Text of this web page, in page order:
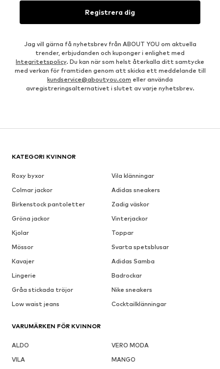
Registrera dig
Jag vill gärna få nyhetsbrev från ABOUT YOU om aktuella
trender, erbjudanden och kuponger i enlighet med
Integritetspolicy. Du kan när som helst återkalla ditt samtycke
med verkan för framtiden genom att skicka ett meddelande till
kundservice@aboutyou.com eller använda
avregistreringsalternativet i slutet av varje nyhetsbrev.
KATEGORI KVINNOR
Roxy byxor
Vila klänningar
Colmar jackor
Adidas sneakers
Birkenstock pantoletter
Zadig väskor
Gröna jackor
Vinterjackor
Kjolar
Toppar
Mössor
Svarta spetsblusar
Kavajer
Adidas Samba
Lingerie
Badrockar
Gråa stickada tröjor
Nike sneakers
Low waist jeans
Cocktailklänningar
VARUMÄRKEN FÖR KVINNOR
ALDO
VERO MODA
VILA
MANGO